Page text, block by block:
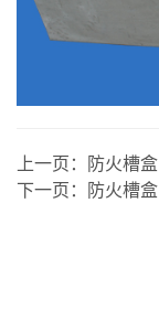
上一页：
防火槽盒
下一页：
防火槽盒